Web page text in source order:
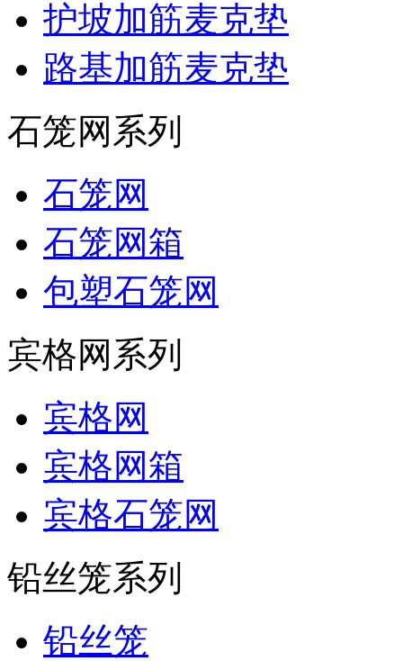
护坡加筋麦克垫
路基加筋麦克垫
石笼网系列
石笼网
石笼网箱
包塑石笼网
宾格网系列
宾格网
宾格网箱
宾格石笼网
铅丝笼系列
铅丝笼